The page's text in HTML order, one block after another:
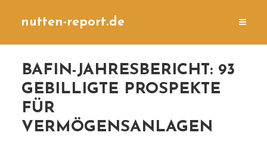
nutten-report.de
BAFIN-JAHRESBERICHT: 93
GEBILLIGTE PROSPEKTE
FÜR
VERMÖGENSANLAGEN